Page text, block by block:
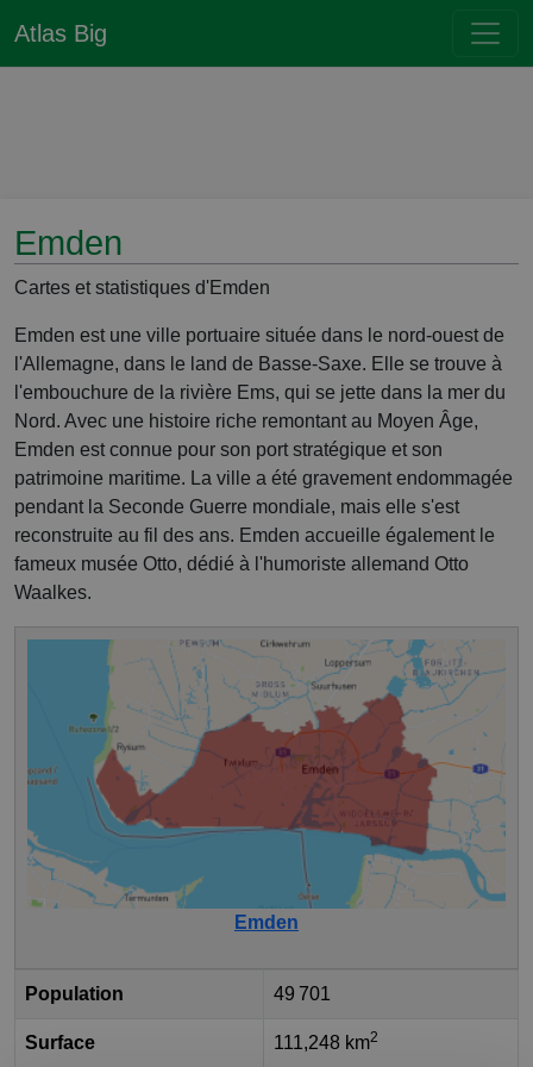
Atlas Big
Emden
Cartes et statistiques d'Emden
Emden est une ville portuaire située dans le nord-ouest de
l'Allemagne, dans le land de Basse-Saxe. Elle se trouve à
l'embouchure de la rivière Ems, qui se jette dans la mer du
Nord. Avec une histoire riche remontant au Moyen Âge,
Emden est connue pour son port stratégique et son
patrimoine maritime. La ville a été gravement endommagée
pendant la Seconde Guerre mondiale, mais elle s'est
reconstruite au fil des ans. Emden accueille également le
fameux musée Otto, dédié à l'humoriste allemand Otto
Waalkes.
Emden
Population 49 701
Surface 111,248 km2